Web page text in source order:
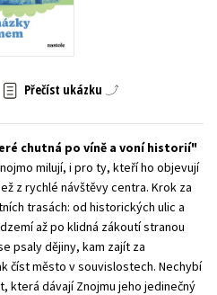
literatura
Přečíst ukázku
chutná po víně a voní historií
milují, i pro ty, kteří ho objevují
z rychlé návštěvy centra. Krok za
trasách: od historických ulic a
až po klidná zákoutí stranou
psaly dějiny, kam zajít za
číst město v souvislostech. Nechybí
která dávají Znojmu jeho jedinečný